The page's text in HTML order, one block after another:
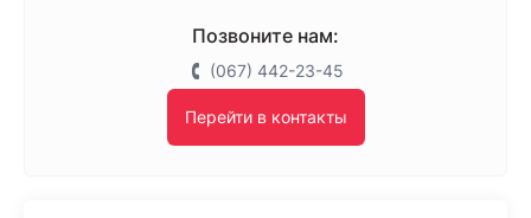
Позвоните нам:
(067) 442-23-45
Перейти в контакты